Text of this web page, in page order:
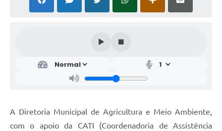
A Diretoria Municipal de Agricultura e Meio Ambiente,
com o apoio da CATI (Coordenadoria de Assistência